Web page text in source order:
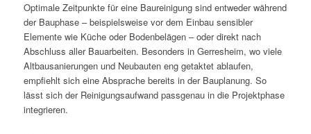
Optimale Zeitpunkte für eine Baureinigung sind entweder während
der Bauphase – beispielsweise vor dem Einbau sensibler
Elemente wie Küche oder Bodenbelägen – oder direkt nach
Abschluss aller Bauarbeiten. Besonders in Gerresheim, wo viele
Altbausanierungen und Neubauten eng getaktet ablaufen,
empfiehlt sich eine Absprache bereits in der Bauplanung. So
lässt sich der Reinigungsaufwand passgenau in die Projektphase
integrieren.